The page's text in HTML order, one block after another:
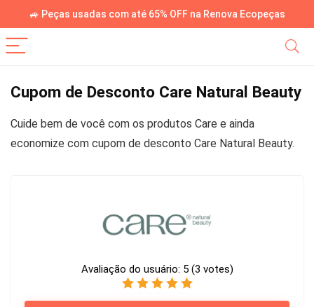
🚙 Peças usadas com até 65% OFF na Renova Ecopeças
Cupom de Desconto Care Natural Beauty
Cuide bem de você com os produtos Care e ainda
economize com cupom de desconto Care Natural Beauty.
Avaliação do usuário: 5 (3 votes)